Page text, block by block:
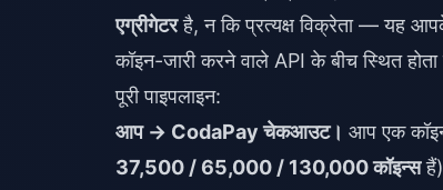
एग्रीगेटरहै, न कि प्रत्यक्ष विक्रेता — यह
कॉइन-जारी करने वाले API के बीच स्थित होता
पूरी पाइपलाइन:
आप → CodaPay चेकआउट। आप एक
37,500 / 65,000 / 130,000 कॉइन्स